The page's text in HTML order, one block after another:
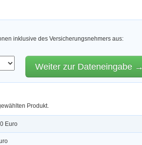
inklusive des Versicherungsnehmers aus:
Weiter zur Dateneingabe
Produkt.
Euro